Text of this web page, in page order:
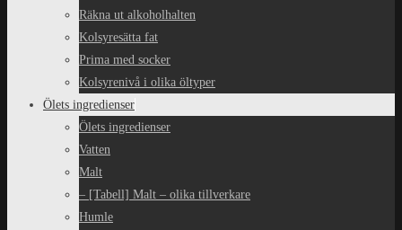
Räkna ut alkoholhalten
Kolsyresätta fat
Prima med socker
Kolsyrenivå i olika öltyper
Ölets ingredienser
Ölets ingredienser
Vatten
Malt
– [Tabell] Malt – olika tillverkare
Humle